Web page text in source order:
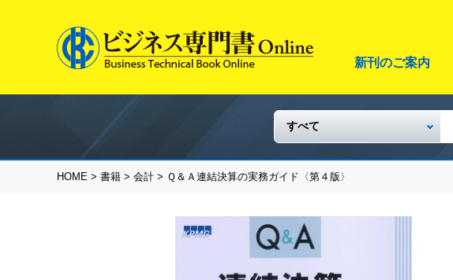
新刊のご案内
HOME > 書籍 > 会計 > Ｑ＆Ａ連結決算の実務ガイド〈第４版〉